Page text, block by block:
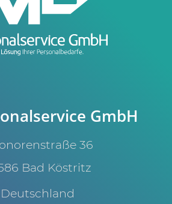
GmbH
36
Bad Köstritz
Deutschland